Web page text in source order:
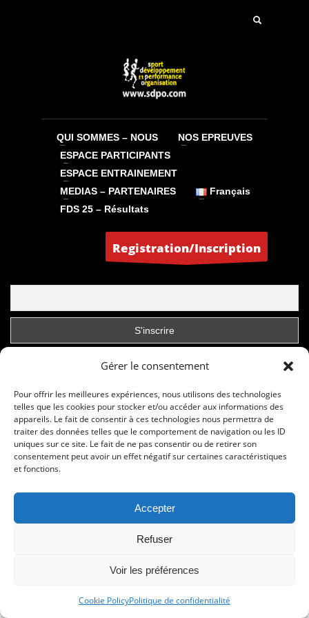
Gérer le consentement
Pour offrir les meilleures expériences, nous utilisons des technologies
telles que les cookies pour stocker et/ou accéder aux informations des
appareils. Le fait de consentir à ces technologies nous permettra de
traiter des données telles que le comportement de navigation ou les ID
uniques sur ce site. Le fait de ne pas consentir ou de retirer son
consentement peut avoir un effet négatif sur certaines caractéristiques
et fonctions.
Accepter
Refuser
Voir les préférences
Cookie PolicyPolitique de confidentialité
QUI SOMMES – NOUS
NOS EPREUVES
ESPACE PARTICIPANTS
ESPACE ENTRAINEMENT
MEDIAS – PARTENAIRES
Français
FDS 25 – Résultats
Registration/Inscription
Facebook
Instagram
YouTube
© Copyright © 2020 - 2024 Les foulees de la soie
Sport Development Performance Organisation 16, rue Jean Cocteau -
95350 Saint Brice Sous Forêt – FRANCE -